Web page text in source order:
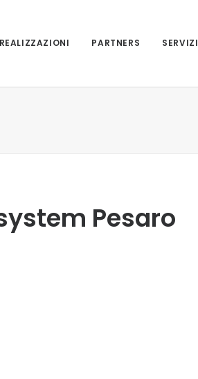
REALIZZAZIONI PARTNERS SERVIZI
Pesaro